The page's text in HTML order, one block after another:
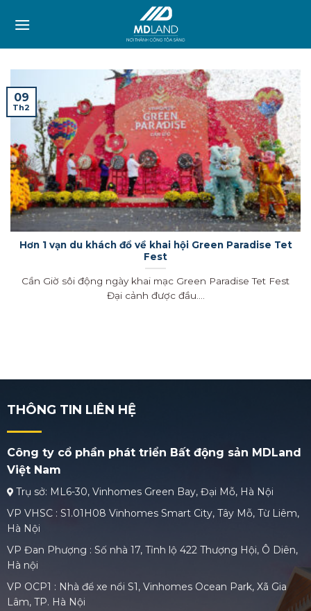
Hơn 1 vạn du khách đổ về khai hội Green Paradise Tet
Fest
Cần Giờ sôi động ngày khai mạc Green Paradise Tet Fest
Đại cảnh được đầu....
09
Th2
THÔNG TIN LIÊN HỆ
Công ty cổ phần phát triển Bất động sản MDLand
Việt Nam
Trụ sở: ML6-30, Vinhomes Green Bay, Đại Mỗ, Hà Nội
VP VHSC : S1.01H08 Vinhomes Smart City, Tây Mỗ, Từ Liêm,
Hà Nội
VP Đan Phượng : Số nhà 17, Tỉnh lộ 422 Thượng Hội, Ô Diên,
Hà nội
VP OCP1 : Nhà để xe nổi S1, Vinhomes Ocean Park, Xã Gia
Lâm, TP. Hà Nội